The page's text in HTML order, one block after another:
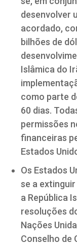
desenvolver
acordado,
bilhões de
Islâmica do
como parte
60 dias.
permissões
financeiras
Estados
Os Estados
se a
a República
resoluções
Nações
Conselho de